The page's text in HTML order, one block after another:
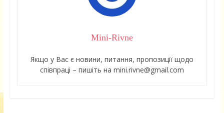
Mini-Rivne
Якщо у Вас є новини, питання, пропозиції щодо
співпраці – пишіть на mini.rivne@gmail.com